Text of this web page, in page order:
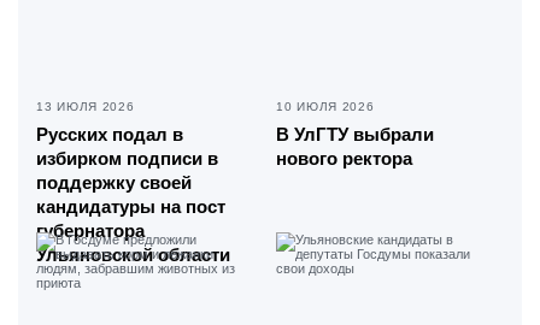
13 ИЮЛЯ 2026
Русских подал в
избирком подписи в
поддержку своей
кандидатуры на пост
губернатора
Ульяновской области
10 ИЮЛЯ 2026
В УлГТУ выбрали
нового ректора